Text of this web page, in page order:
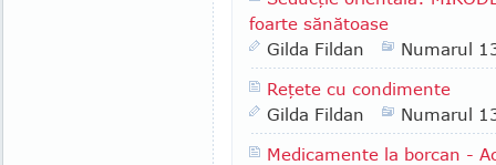
foarte sănătoase
Gilda Fildan
Numarul
Reţete cu condimente
Gilda Fildan
Numarul
Medicamente la borcan -